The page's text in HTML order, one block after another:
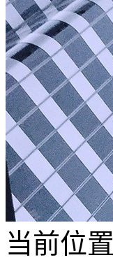
当前位置